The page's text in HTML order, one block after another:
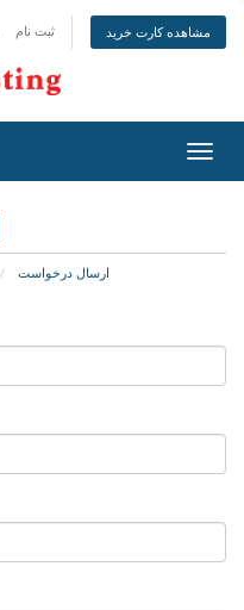
ثبت نام مشاهده کارت خرید
تغییر
ارسال درخواست